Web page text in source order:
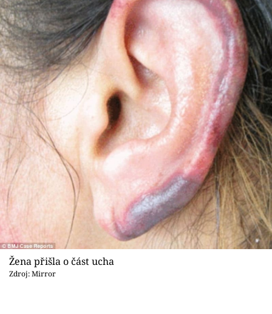
Žena přišla o část ucha
Zdroj: Mirror